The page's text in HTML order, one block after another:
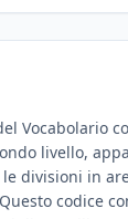
Vocabolario
livello,
divisioni in
codice